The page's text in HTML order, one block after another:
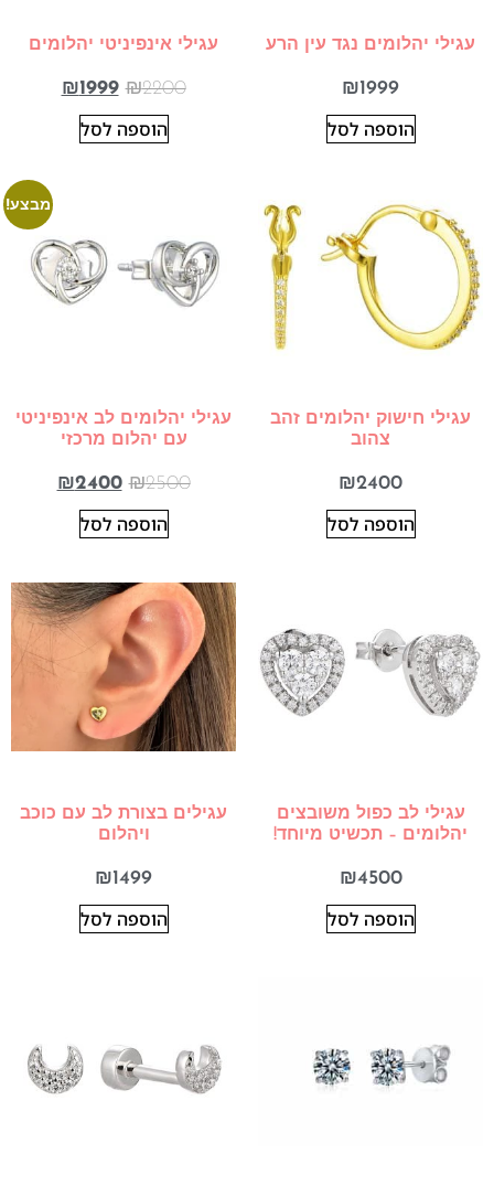
עגילי יהלומים נגד עין הרע
₪1999
הוספה לסל
עגילי אינפיניטי יהלומים
₪2200
₪1999
הוספה לסל
עגילי חישוק יהלומים זהב
צהוב
₪2400
הוספה לסל
מבצע!
עגילי יהלומים לב אינפיניטי
עם יהלום מרכזי
₪2500
₪2400
הוספה לסל
עגילי לב כפול משובצים
יהלומים – תכשיט מיוחד!
₪4500
הוספה לסל
עגילים בצורת לב עם כוכב
ויהלום
₪1499
הוספה לסל